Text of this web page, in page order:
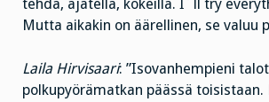
tehdä, ajatella, kokeilla. I´ll try
Mutta aikakin on äärellinen, se valuu
Laila Hirvisaari: ”Isovanhempieni
polkupyörämatkan päässä toisistaan.